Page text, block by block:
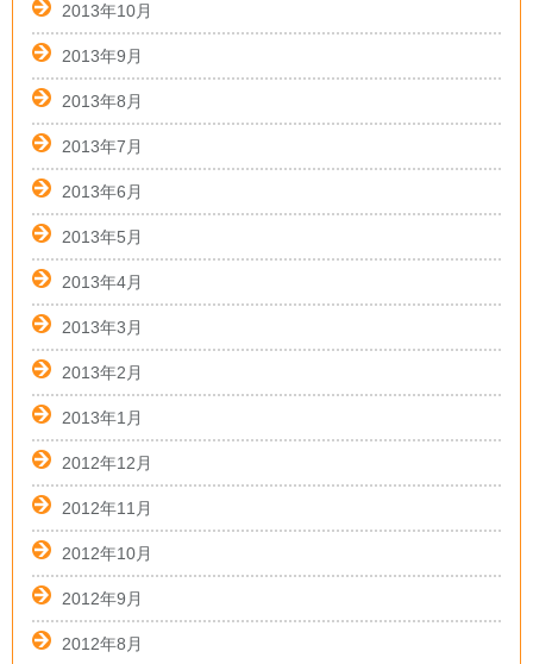
2013年10月
2013年9月
2013年8月
2013年7月
2013年6月
2013年5月
2013年4月
2013年3月
2013年2月
2013年1月
2012年12月
2012年11月
2012年10月
2012年9月
2012年8月